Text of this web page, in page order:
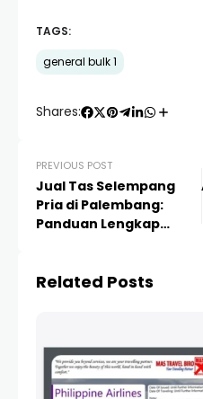
TAGS:
general bulk 1
Shares:
PREVIOUS POST
Jual Tas Selempang
Pria di Palembang:
Panduan Lengkap
Related Posts